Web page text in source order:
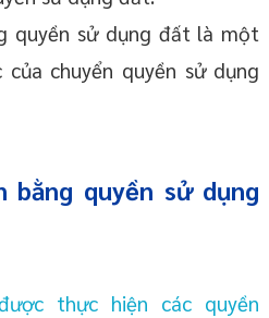
quyền sử dụng đất là một
chuyển quyền sử dụng
bằng quyền sử dụng
thực hiện các quyền